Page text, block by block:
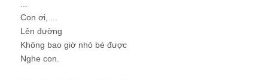
Con ơi, ...
Lên đường
Không bao giờ nhỏ bé được
Nghe con.